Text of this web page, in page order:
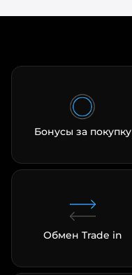
Бонусы за покупку
Обмен Trade in